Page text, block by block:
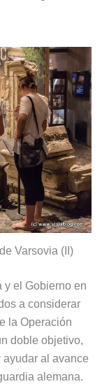
Varsovia (II)
y el Gobierno en
a considerar
la Operación
doble objetivo,
ayudar al avance
alemana.